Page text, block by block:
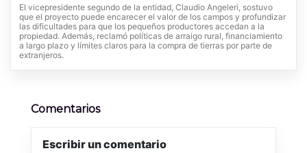
El vicepresidente segundo de la entidad, Claudio Angeleri, sostuvo
que el proyecto puede encarecer el valor de los campos y profundizar
las dificultades para que los pequeños productores accedan a la
propiedad. Además, reclamó políticas de arraigo rural, financiamiento
a largo plazo y límites claros para la compra de tierras por parte de
extranjeros.
Comentarios
Escribir un comentario